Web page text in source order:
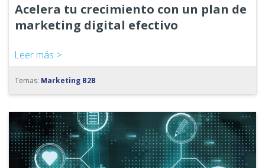
Acelera tu crecimiento con un plan de
marketing digital efectivo
Leer más >
Temas: Marketing B2B